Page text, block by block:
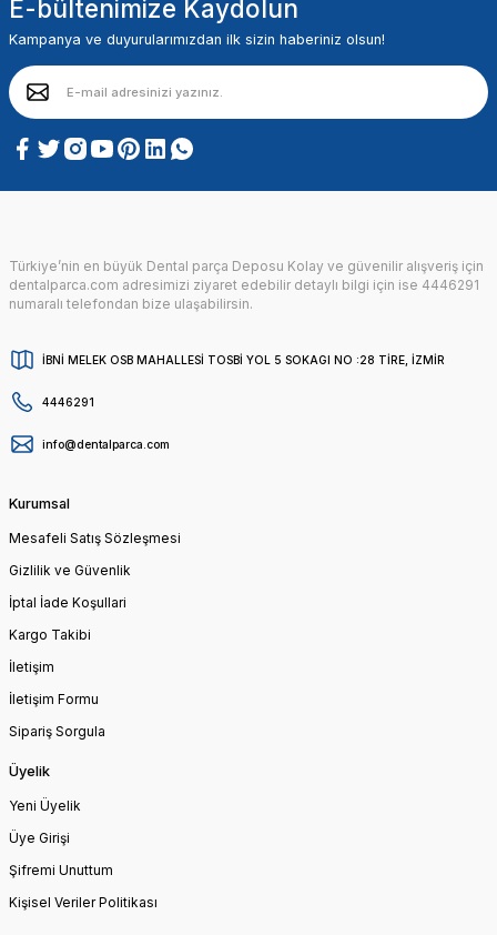
E-bültenimize Kaydolun
Kampanya ve duyurularımızdan ilk sizin haberiniz olsun!
Türkiye’nin en büyük Dental parça Deposu Kolay ve güvenilir alışveriş için
dentalparca.com adresimizi ziyaret edebilir detaylı bilgi için ise 4446291
numaralı telefondan bize ulaşabilirsin.
İBNİ MELEK OSB MAHALLESİ TOSBİ YOL 5 SOKAGI NO :28 TİRE, İZMİR
4446291
info@dentalparca.com
Kurumsal
Mesafeli Satış Sözleşmesi
Gizlilik ve Güvenlik
İptal İade Koşullari
Kargo Takibi
İletişim
İletişim Formu
Sipariş Sorgula
Üyelik
Yeni Üyelik
Üye Girişi
Şifremi Unuttum
Kişisel Veriler Politikası